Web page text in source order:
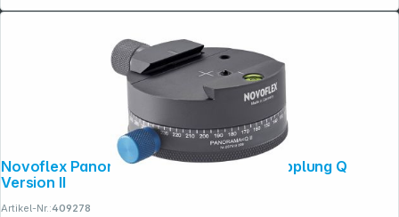
Novoflex Panoramaplatte mit Schnellkupplung Q
Version II
Artikel-Nr.:409278